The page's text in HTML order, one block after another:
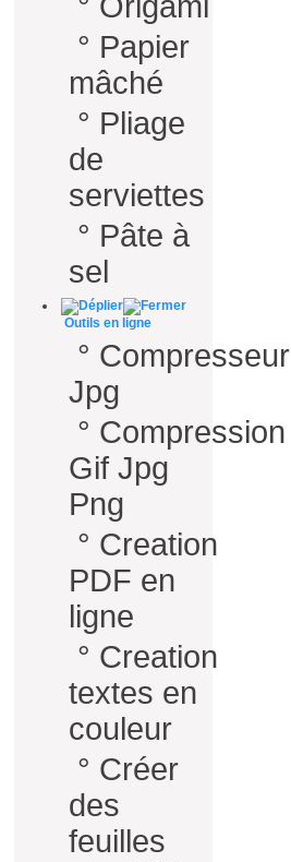
° Papier
mâché
° Pliage
de
serviettes
° Pâte à
sel
Outils en ligne
° Compresseur
Jpg
° Compression
Gif Jpg
Png
° Creation
PDF en
ligne
° Creation
textes en
couleur
° Créer
des
feuilles